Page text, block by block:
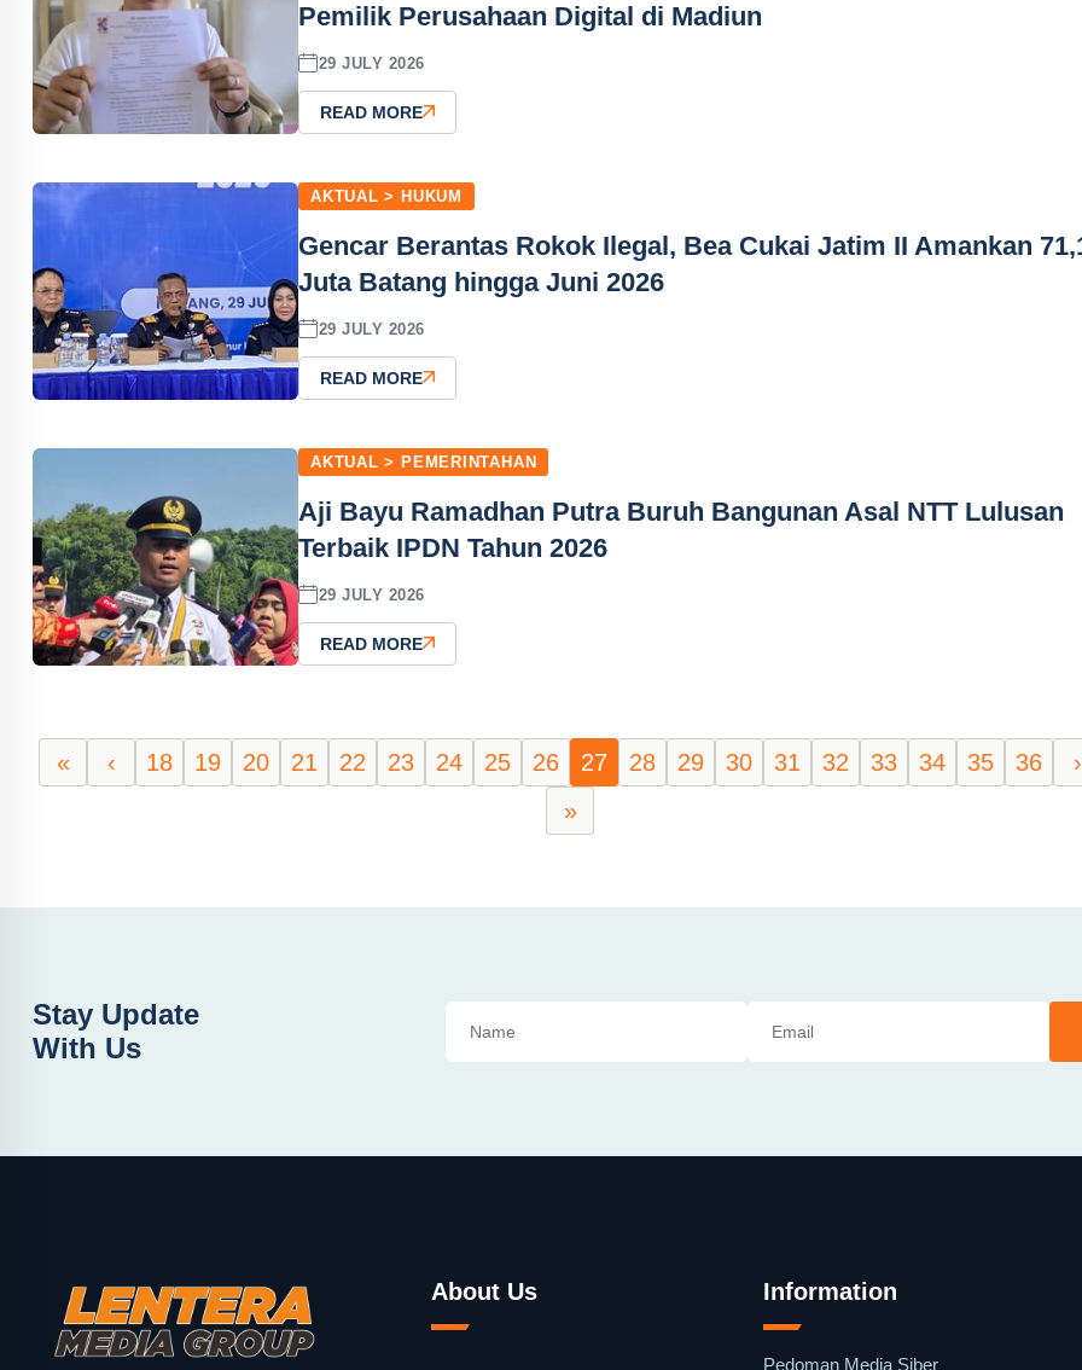
Pemilik Perusahaan Digital di Madiun
29 JULY 2026
READ MORE
AKTUAL > HUKUM
Gencar Berantas Rokok Ilegal, Bea Cukai Jatim II Amankan
Juta Batang hingga Juni 2026
29 JULY 2026
READ MORE
AKTUAL > PEMERINTAHAN
Aji Bayu Ramadhan Putra Buruh Bangunan Asal NTT Lulusan
Terbaik IPDN Tahun 2026
29 JULY 2026
READ MORE
« ‹ 18 19 20 21 22 23 24 25 26 27 28 29 30 31 32 33 34 35 36
›
»
Stay Update
With Us
About Us Information
Pedoman Media Siber